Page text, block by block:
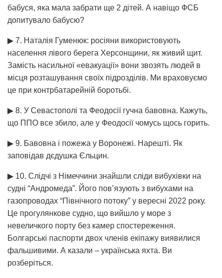
бабуся, яка мала забрати ще 2 дітей. А навіщо ФСБ
допитувало бабусю?
▶ 7. Наталія Гуменюк: росіяни використовують
населення лівого берега Херсонщини, як живий щит.
Замість насильної «евакуації» вони звозять людей в
місця розташування своїх підрозділів. Ми враховуємо
це при контрбатарейній боротьбі.
▶ 8. У Севастополі та Феодосії гучна бавовна. Кажуть,
що ППО все збило, але у Феодосії чомусь щось горить.
▶ 9. Бавовна і пожежа у Воронежі. Нарешті. Як
заповідав дєдушка Єльцин.
▶ 10. Слідчі з Німеччини знайшли сліди вибухівки на
судні “Андромеда”. Його пов’язують з вибухами на
газопроводах “Північного потоку” у вересні 2022 року.
Це прогулянкове судно, що вийшло у море з
невеличкого порту без камер спостереження.
Болгарські паспорти двох членів екіпажу виявилися
фальшивими. А казали – українська яхта. Ви
розберіться.